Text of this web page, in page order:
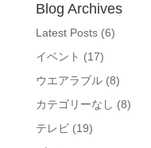
Blog Archives
Latest Posts(6)
イベント (17)
ウエアラブル(8)
カテゴリーなし (8)
テレビ(19)